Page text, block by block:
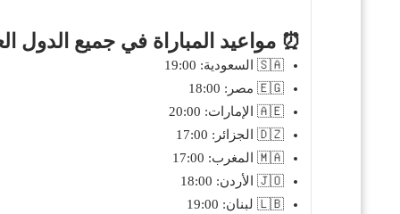
⏰ مواعيد المباراة في جميع الدول
🇸🇦 السعودية: 19:00
🇪🇬 مصر: 18:00
🇦🇪 الإمارات: 20:00
🇩🇿 الجزائر: 17:00
🇲🇦 المغرب: 17:00
🇯🇴 الأردن: 18:00
🇱🇧 لبنان: 19:00